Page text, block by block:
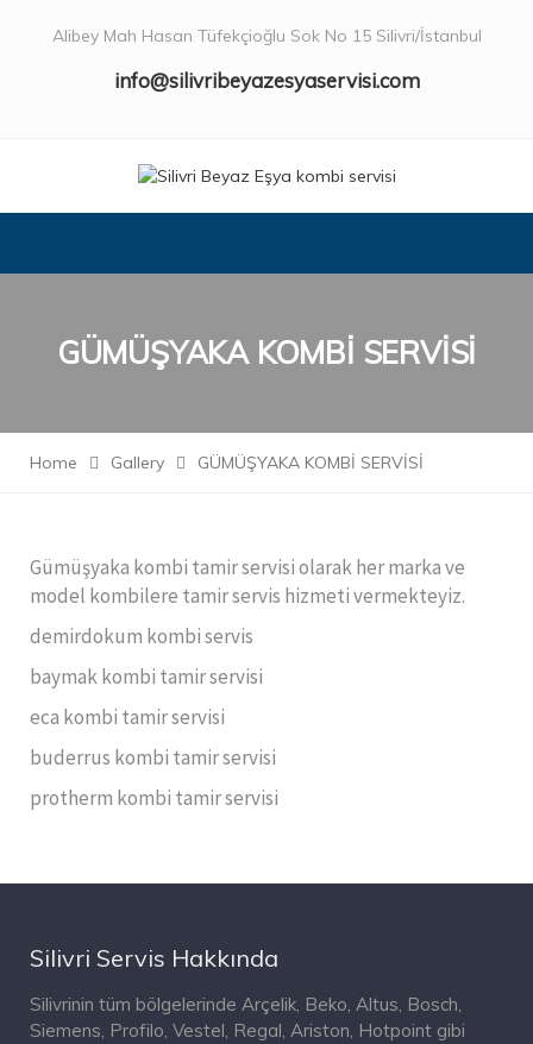
Alibey Mah Hasan Tüfekçioğlu Sok No 15 Silivri/İstanbul
info@silivribeyazesyaservisi.com
GÜMÜŞYAKA KOMBİ SERVİSİ
Home Gallery GÜMÜŞYAKA KOMBİ SERVİSİ
Gümüşyaka kombi tamir servisi olarak her marka ve
model kombilere tamir servis hizmeti vermekteyiz.
demirdokum kombi servis
baymak kombi tamir servisi
eca kombi tamir servisi
buderrus kombi tamir servisi
protherm kombi tamir servisi
Silivri Servis Hakkında
Silivrinin tüm bölgelerinde Arçelik, Beko, Altus, Bosch,
Siemens, Profilo, Vestel, Regal, Ariston, Hotpoint gibi